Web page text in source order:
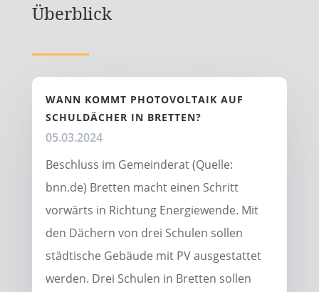
Überblick
WANN KOMMT PHOTOVOLTAIK AUF
SCHULDÄCHER IN BRETTEN?
05.03.2024
Beschluss im Gemeinderat (Quelle:
bnn.de) Bretten macht einen Schritt
vorwärts in Richtung Energiewende. Mit
den Dächern von drei Schulen sollen
städtische Gebäude mit PV ausgestattet
werden. Drei Schulen in Bretten sollen